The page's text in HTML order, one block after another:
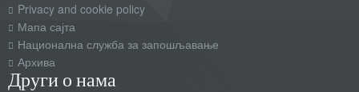
Privacy and cookie policy
Мапа сајта
Национална служба за запошљавање
Архива
Други о нама